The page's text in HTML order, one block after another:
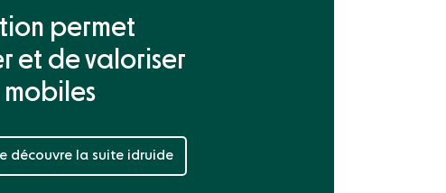
permet
et de valoriser
découvre la suite idruide